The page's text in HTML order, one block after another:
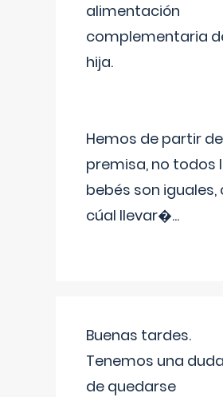
alimentación
complementaria
hija.
Hemos de partir
premisa, no todos
bebés son iguales,
cúal llevar�...
Buenas tardes.
Tenemos una
de quedarse